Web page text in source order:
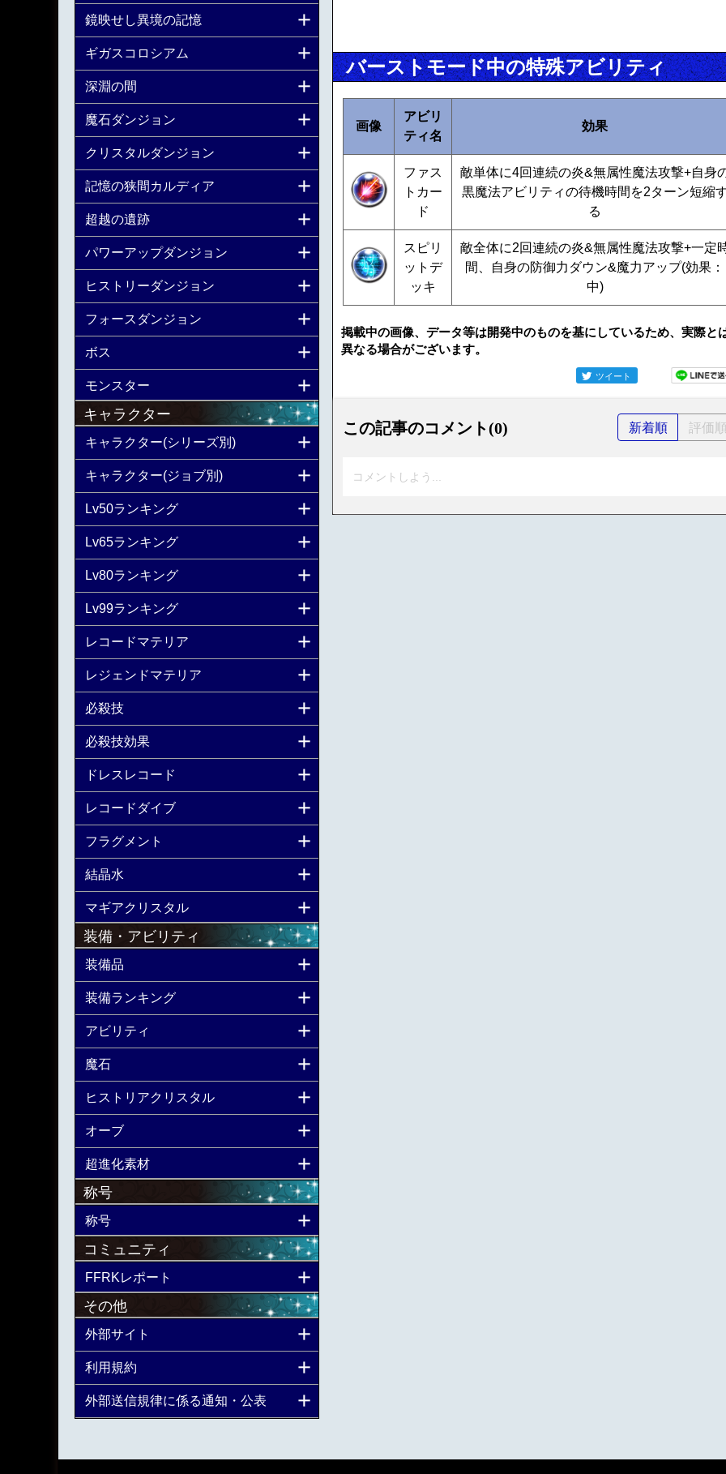
バーストモード中の特殊アビリティ
画像
アビリ
ティ名
効果
ファス
トカー
ド
敵単体に4回連続の炎&無属性魔法攻撃+自身
黒魔法アビリティの待機時間を2ターン短縮
る
スピリ
ットデ
ッキ
敵全体に2回連続の炎&無属性魔法攻撃+一定
間、自身の防御力ダウン&魔力アップ(効果：
中)
掲載中の画像、データ等は開発中のものを基にしているため、実際と
異なる場合がございます。
ツイート
この記事のコメント(0) 新着順 評価
コメントしよう...
鏡映せし異境の記憶
ギガスコロシアム
深淵の間
魔石ダンジョン
クリスタルダンジョン
記憶の狭間カルディア
超越の遺跡
パワーアップダンジョン
ヒストリーダンジョン
フォースダンジョン
ボス
モンスター
キャラクター
キャラクター(シリーズ別)
キャラクター(ジョブ別)
Lv50ランキング
Lv65ランキング
Lv80ランキング
Lv99ランキング
レコードマテリア
レジェンドマテリア
必殺技
必殺技効果
ドレスレコード
レコードダイブ
フラグメント
結晶水
マギアクリスタル
装備・アビリティ
装備品
装備ランキング
アビリティ
魔石
ヒストリアクリスタル
オーブ
超進化素材
称号
称号
コミュニティ
FFRKレポート
その他
外部サイト
利用規約
外部送信規律に係る通知・公表